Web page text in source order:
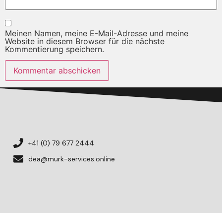
Meinen Namen, meine E-Mail-Adresse und meine
Website in diesem Browser für die nächste
Kommentierung speichern.
+41 (0) 79 677 2444
dea@murk-services.online